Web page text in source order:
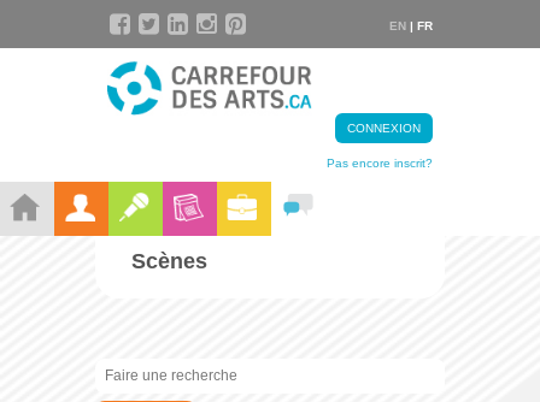
EN | FR
CONNEXION
Pas encore inscrit?
Scènes